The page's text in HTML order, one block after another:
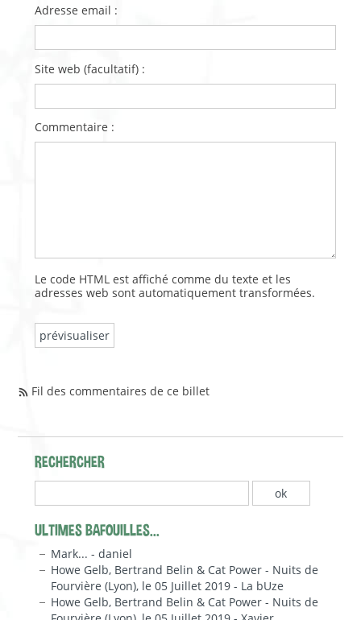
Adresse email :
Site web (facultatif) :
Commentaire :
Le code HTML est affiché comme du texte et les
adresses web sont automatiquement transformées.
Fil des commentaires de ce billet
RECHERCHER
ULTIMES BAFOUILLES...
Mark... - daniel
Howe Gelb, Bertrand Belin & Cat Power - Nuits de
Fourvière (Lyon), le 05 Juillet 2019 - La bUze
Howe Gelb, Bertrand Belin & Cat Power - Nuits de